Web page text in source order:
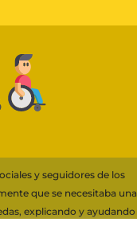
y seguidores de los
que se necesitaba una
explicando y ayudando